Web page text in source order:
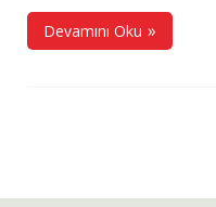
Devamını Oku